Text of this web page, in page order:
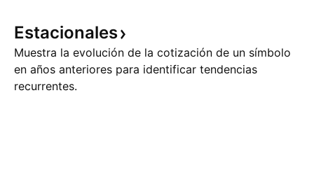
Estacionales
Muestra la evolución de la cotización de un símbolo
en años anteriores para identificar tendencias
recurrentes.